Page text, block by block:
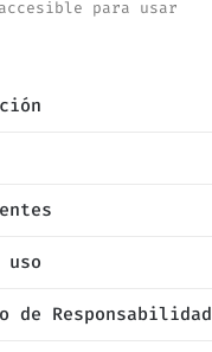
para usar
uso
de Responsabilidad